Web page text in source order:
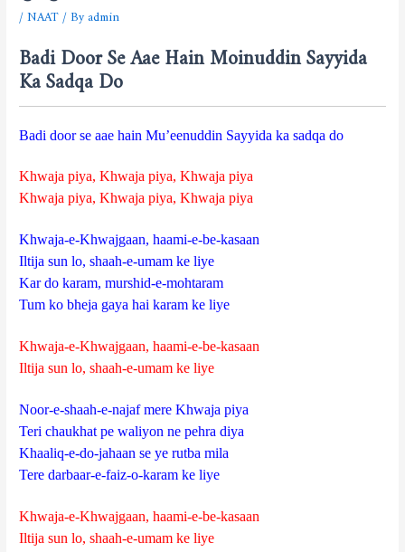
/NAAT/ Byadmin
Badi Door Se Aae Hain Moinuddin Sayyida
Ka Sadqa Do
Badi door se aae hain Mu’eenuddin Sayyida ka sadqa do
Khwaja piya, Khwaja piya, Khwaja piya
Khwaja piya, Khwaja piya, Khwaja piya
Khwaja-e-Khwajgaan, haami-e-be-kasaan
Iltija sun lo, shaah-e-umam ke liye
Kar do karam, murshid-e-mohtaram
Tum ko bheja gaya hai karam ke liye
Khwaja-e-Khwajgaan, haami-e-be-kasaan
Iltija sun lo, shaah-e-umam ke liye
Noor-e-shaah-e-najaf mere Khwaja piya
Teri chaukhat pe waliyon ne pehra diya
Khaaliq-e-do-jahaan se ye rutba mila
Tere darbaar-e-faiz-o-karam ke liye
Khwaja-e-Khwajgaan, haami-e-be-kasaan
Iltija sun lo, shaah-e-umam ke liye